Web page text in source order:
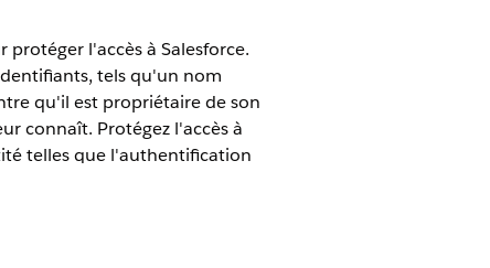
l'accès à Salesforce.
tels qu'un nom
qu'il est propriétaire de son
connaît. Protégez l'accès à
telles que l'authentification